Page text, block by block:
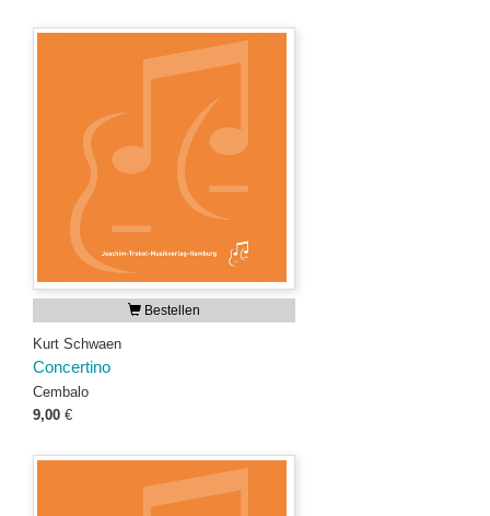
Bestellen
Kurt Schwaen
Concertino
Cembalo
9,00 €